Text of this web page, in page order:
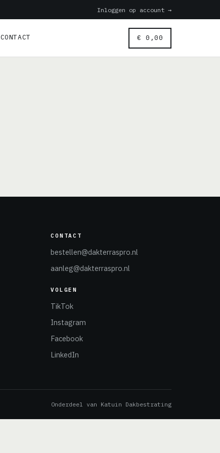
Inloggen op account →
CONTACT € 0,00
CONTACT
bestellen@dakterraspro.nl
aanleg@dakterraspro.nl
VOLGEN
TikTok
Instagram
Facebook
LinkedIn
Onderdeel van Katuin Dakbestrating